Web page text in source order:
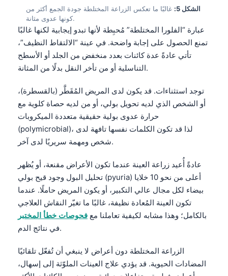
الشكل 5:
غالبًا ما تعكس الزراعة المختلطة جودة الجمع أكثر من
كونها عدوى مثانة.
عبارة “الفلورا المختلطة” مُحبِطة لأنها تبدو إيجابية لكنها غالبًا
تمنع الحصول على إجابة واضحة. في عينة “الالتقاط النظيف”،
تأتي عادةً عدة كائنات بعدد منخفض من الجلد أو الأسطح
التناسلية أو من تأخر النقل بدلًا من المثانة.
توجد استثناءات. قد يكون لدى المريض المُقَطَّر (بالقسطرة)،
أو الشخص الذي لديه تحويل بولي، أو من لديه حصاة كلوية مع
حرارة عدوى بولية حقيقية متعددة الميكروبات
(polymicrobial)، لذا قد تكون الكلمات نفسها تافهة لدى
شخص ومهمة سريريًا لدى آخر.
عادةً أُعيد زراعة العينة عندما تكون الأعراض مقنعة، أو يُظهر
تحليل البول وجود قيح بولي (pyuria) أعلى من نحو 10 خلايا
بيضاء لكل مجال عالي التكبير، أو يكون المريض حاملًا. عندما
تكون العينة المُعادة نظيفة، غالبًا ما تغيّر النقاش العلاجي
بالكامل؛ وهذا مشابه لكيفية تعاملنا مع فحوصات خطأ المختبر
في نتائج الدم.
الزراعة المختلطة دون أعراض لا ينبغي أن تُفعّل تلقائيًا
المضادات الحيوية. قد يؤدي علاج العينات الملوّثة إلى إسهال،